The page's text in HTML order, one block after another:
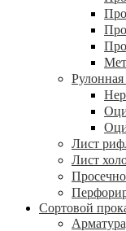
Рулонная
Лист
Лист
Сортовой